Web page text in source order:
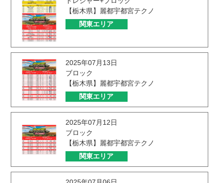
【栃木県】麗都宇都宮テクノ
関東エリア
2025年07月13日
ブロック
【栃木県】麗都宇都宮テクノ
関東エリア
2025年07月12日
ブロック
【栃木県】麗都宇都宮テクノ
関東エリア